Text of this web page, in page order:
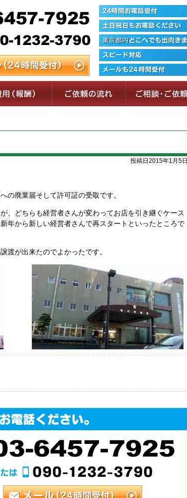
投稿日2015年1月5日
の廃業届そして許可証の受取です。
、どちらも経営者さんが変わってお店を引き継ぐケース
年から新しい経営者さんで再スタートといったところで
渡が出来たのでよかったです。